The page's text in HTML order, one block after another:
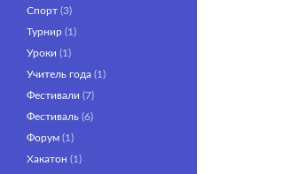
Спорт (3)
Турнир (1)
Уроки (1)
Учитель года (1)
Фестивали (7)
Фестиваль (6)
Форум (1)
Хакатон (1)